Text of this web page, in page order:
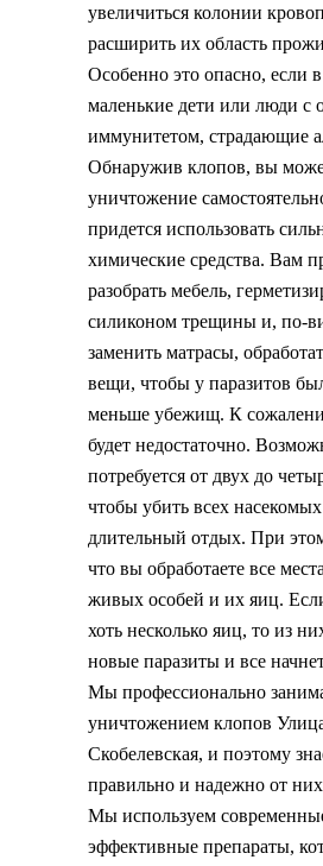
увеличиться колонии
расширить их область
Особенно это опасно, если в
маленькие дети или люди с
иммунитетом, страдающие
Обнаружив клопов, вы
уничтожение
придется использовать
химические средства. Вам
разобрать мебель,
силиконом трещины и, по-
заменить матрасы,
вещи, чтобы у паразитов
меньше убежищ. К
будет недостаточно.
потребуется от двух до
чтобы убить всех
длительный отдых. При
что вы обработаете все
живых особей и их яиц.
хоть несколько яиц, то из
новые паразиты и все
Мы профессионально
уничтожением клопов
Скобелевская, и поэтому
правильно и надежно от них
Мы используем
эффективные препараты,